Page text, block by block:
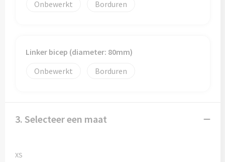
Onbewerkt
Borduren
Linker bicep (diameter: 80mm)
Onbewerkt
Borduren
3. Selecteer een maat
XS